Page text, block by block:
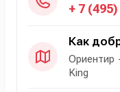
+ 7
Как
Ориентир
King